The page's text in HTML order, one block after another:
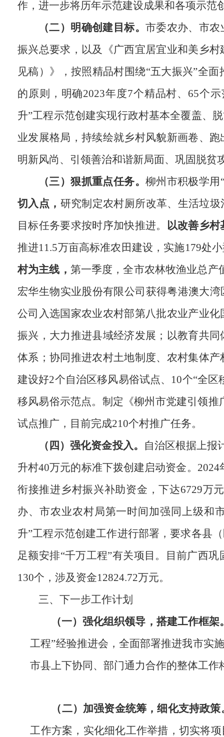
作，进一步将历年示范建设成果和各项示范
（二）明确创建目标。 市委农办、市农
振兴总要求，以及《广西宜居宜业和美乡
见稿）》，按照精品村围绕“五大振兴”全
的原则，明确2023年度7个精品村、65个
升”工程示范创建实现行政村基本全覆盖、
业发展格局，持续绘就乡村风貌新画卷、
明新风尚、引领善治和谐新局面、巩固脱贫
（三）狠抓重点任务。 柳州市积极学用
切入点， 研究制定农村厕所改革、生活垃
目标任务要求按时序加快推进。 以改善乡村
推进11.5万亩高标准农田建设，实施179处
村为主线， 第一季度，全市农林牧渔业总产
宏华生物实业股份有限公司获得粤港澳大
公司入选国家农业农村部第八批农业产业
振兴，大力推进县域经济发展；以教育共
体系；协同推进农村土地制度、农村集体
建设好2个自治区移风易俗试点、10个“全
移风易俗示范点。制定《柳州市党建引领推
试点推广，目前完成210个村推广任务。
（四）强化资金投入。
自治区根据上报
升村40万元的标准下拨创建启动资金。
衔接推进乡村振兴补助资金，下达6729万
办、市农业农村局第一时间加强同上级和
升”工程示范创建工作进行部署，要求各县
足额安排“千万工程”有关项目。目前广西
130个，涉及资金12824.72万元。
三、下一步工作计划
（一）强化组织领导，搭建工作框架
工程”经验推进会，全面部署推进我市实
市县上下协同、部门通力合作的整体工作
（二）加强资金统筹，细化支持政策
工作方案，实化细化工作举措，切实将